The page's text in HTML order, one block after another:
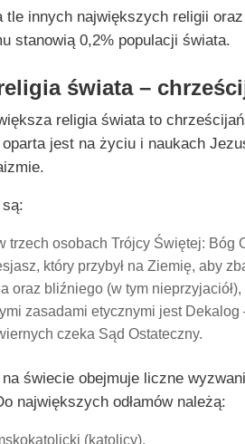
innych największych religii
stanowią 0,2% populacji świata.
świata –
religia świata to
jest na życiu i naukach
trzech osobach Trójcy Świętej: Bóg
który przybył na Ziemię, aby
oraz bliźniego (w tym nieprzyjaciół),
zasadami etycznymi jest Dekalog
czeka Sąd Ostateczny.
świecie obejmuje liczne
największych odłamów należą:
(katolicy),